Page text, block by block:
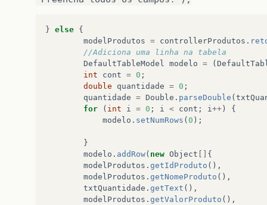
} else {
modelProdutos = controllerProdutos .
//Adiciona uma linha na tabela
DefaultTableModel modelo = (
int
cont = 0 ;
double
quantidade = 0 ;
quantidade = Double . parseDouble (
for
( int i = 0 ; i < cont ; i++ )
{
modelo . setNumRows ( 0 );
}
modelo . addRow( new Object
{
modelProdutos . getIdProduto (),
modelProdutos . getNomeProduto (),
txtQuantidade . getText (),
modelProdutos . getValorProduto (),